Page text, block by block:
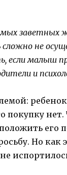
заветных
сложно не
если малыш
и
покупку
его
Но как